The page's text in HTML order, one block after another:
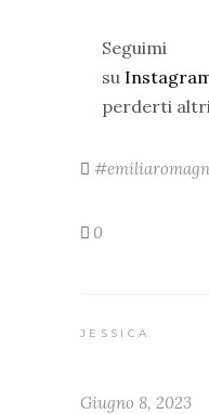
Seguimi
su
perderti
0
JESSICA
Giugno 8, 2023